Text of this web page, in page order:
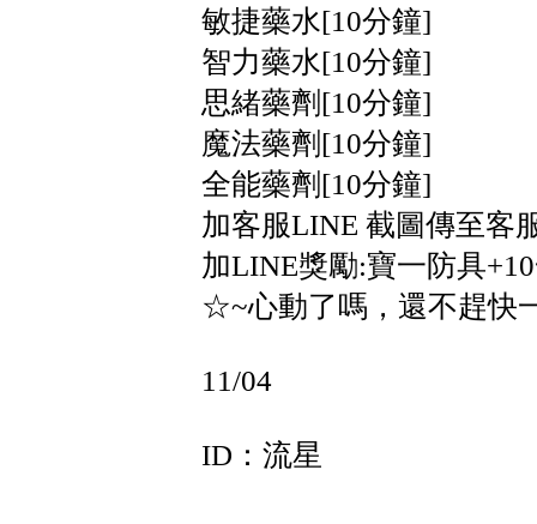
敏捷藥水[10分鐘]
智力藥水[10分鐘]
思緒藥劑[10分鐘]
魔法藥劑[10分鐘]
全能藥劑[10分鐘]
加客服LINE 截圖傳至客
加LINE獎勵:寶一防具
☆~心動了嗎，還不趕快
11/04
ID：流星